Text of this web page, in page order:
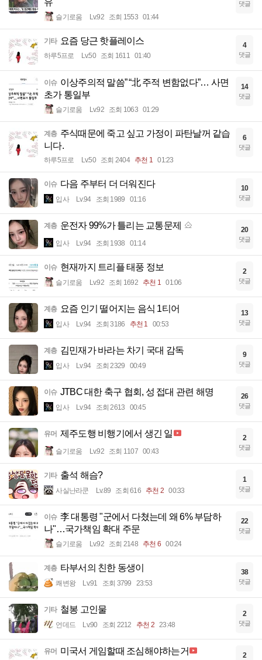
슬기로움 Lv.92 조회 1553 01:44
댓글
기타 요즘 당근 핫플레이스
하루5프로 Lv.50 조회 1611 01:40
4
댓글
이슈 이상주의적 말씀” “北 주적 변함없다”… 사면
초가 통일부
슬기로움 Lv.92 조회 1063 01:29
14
댓글
계층 주식때문에 죽고 싶고 가정이 파탄날꺼 같습
니다.
하루5프로 Lv.50 조회 2404 추천 1 01:23
6
댓글
이슈 다음 주부터 더 더워진다
입사 Lv.94 조회 1989 01:16
10
댓글
계층 운전자 99%가 틀리는 교통문제
입사 Lv.94 조회 1938 01:14
20
댓글
이슈 현재까지 트리플 태풍 정보
슬기로움 Lv.92 조회 1692 추천 1 01:06
2
댓글
계층 요즘 인기 떨어지는 음식 1티어
입사 Lv.94 조회 3186 추천 1 00:53
13
댓글
계층 김민재가 바라는 차기 국대 감독
입사 Lv.94 조회 2329 00:49
9
댓글
이슈 JTBC 대한 축구 협회, 성 접대 관련 해명
입사 Lv.94 조회 2613 00:45
26
댓글
유머 제주도행 비행기에서 생긴 일
슬기로움 Lv.92 조회 1107 00:43
2
댓글
기타 출석 해슴?
사실난라쿤 Lv.89 조회 616 추천 2 00:33
1
댓글
이슈 李 대통령 "군에서 다쳤는데 왜 6% 부담하
나"…국가책임 확대 주문
슬기로움 Lv.92 조회 2148 추천 6 00:24
22
댓글
계층 타부서의 친한 동생이
쾌변왕 Lv.91 조회 3799 23:53
38
댓글
기타 철봉 고인물
언데드 Lv.90 조회 2212 추천 2 23:48
2
댓글
유머 미국서 게임할때 조심해야하는거 2